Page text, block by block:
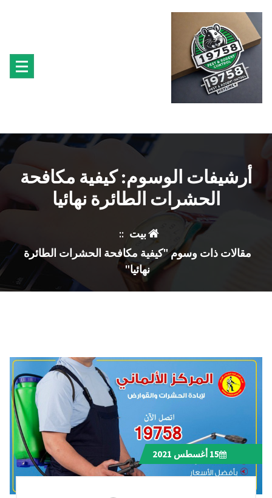
أرشيفات الوسوم: كيفية مكافحة
الحشرات الطائرة نهائيا
بيت ::
مقالات ذات وسوم "كيفية مكافحة الحشرات الطائرة
نهائيا"
15أغسطس 2021